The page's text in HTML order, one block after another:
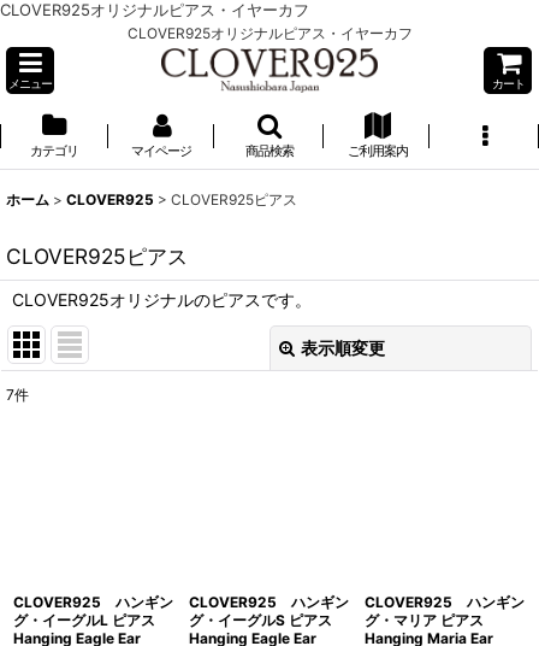
CLOVER925オリジナルピアス・イヤーカフ
CLOVER925オリジナルピアス・イヤーカフ
メニュー カート
カテゴリ マイページ 商品検索 ご利用案内
ホーム > CLOVER925 > CLOVER925ピアス
CLOVER925ピアス
CLOVER925オリジナルのピアスです。
表示順変更
7件
CLOVER925 ハンギン
グ・イーグルL ピアス
Hanging Eagle Ear
CLOVER925 ハンギン
グ・イーグルS ピアス
Hanging Eagle Ear
CLOVER925 ハンギン
グ・マリア ピアス
Hanging Maria Ear